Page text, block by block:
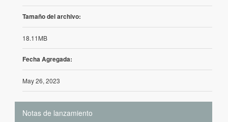
Tamaño del archivo:
18.11MB
Fecha Agregada:
May 26, 2023
Notas de lanzamiento